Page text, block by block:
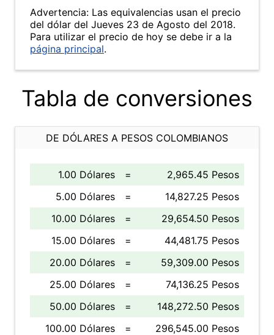
Advertencia: Las equivalencias usan el precio
del dólar del Jueves 23 de Agosto del 2018.
Para utilizar el precio de hoy se debe ir a la
página principal.
Tabla de conversiones
DE DÓLARES A PESOS COLOMBIANOS
1.00 Dólares =
2,965.45 Pesos
5.00 Dólares
=
14,827.25 Pesos
10.00 Dólares
=
29,654.50 Pesos
15.00 Dólares
=
44,481.75 Pesos
20.00 Dólares
=
59,309.00 Pesos
25.00 Dólares
=
74,136.25 Pesos
50.00 Dólares
=
148,272.50 Pesos
100.00 Dólares
=
296,545.00 Pesos